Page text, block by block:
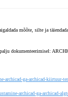
mõõte, silte ja
dokumenteerimisel:
archicad-ga-archicad-kiirtuur-
archicad-ga-archicad-